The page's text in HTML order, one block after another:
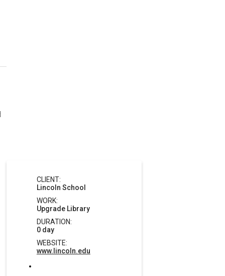
CLIENT:
Lincoln School
WORK:
Upgrade Library
DURATION:
0 day
WEBSITE:
www.lincoln.edu